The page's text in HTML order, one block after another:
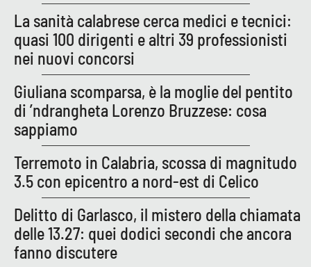
Lacitymag.it
Lacapitalenews.it
Ilreggino.it
Cosenzachannel.it
Ilvibonese.it
APP
La sanità calabrese cerca medici e tecnici:
quasi 100 dirigenti e altri 39 professionisti
nei nuovi concorsi
Giuliana scomparsa, è la moglie del pentito
di ’ndrangheta Lorenzo Bruzzese: cosa
sappiamo
Terremoto in Calabria, scossa di magnitudo
3.5 con epicentro a nord-est di Celico
Delitto di Garlasco, il mistero della chiamata
delle 13.27: quei dodici secondi che ancora
fanno discutere